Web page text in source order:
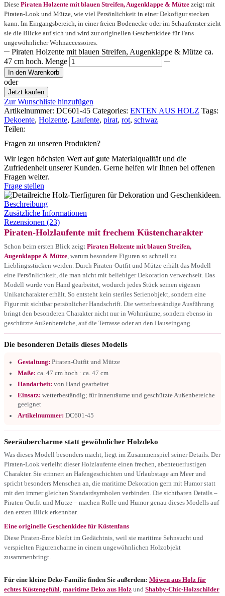
Diese Piraten Holzente mit blauen Streifen, Augenklappe & Mütze zeigt mit
Piraten-Look und Mütze, wie viel Persönlichkeit in einer Dekofigur stecken
kann. Im Eingangsbereich, in einer freien Bodenecke oder im Schaufenster zieht
sie die Blicke auf sich und wird zur originellen Geschenkidee für Fans
ungewöhnlicher Wohnaccessoires.
Piraten Holzente mit blauen Streifen, Augenklappe & Mütze ca.
47 cm hoch. Menge
In den Warenkorb
oder
Jetzt kaufen
Zur Wunschliste hinzufügen
Artikelnummer: DC601-45 Categories: ENTEN AUS HOLZ Tags:
Dekoente, Holzente, Laufente, pirat, rot, schwaz
Teilen:
Fragen zu unseren Produkten?
Wir legen höchsten Wert auf gute Materialqualität und die
Zufriedenheit unserer Kunden. Gerne helfen wir Ihnen bei offenen
Fragen weiter.
Frage stellen
Beschreibung
Zusätzliche Informationen
Rezensionen (23)
Piraten-Holzlaufente mit frechem Küstencharakter
Schon beim ersten Blick zeigt Piraten Holzente mit blauen Streifen,
Augenklappe & Mütze , warum besondere Figuren so schnell zu
Lieblingsstücken werden. Durch Piraten-Outfit und Mütze erhält das Modell
eine Persönlichkeit, die man nicht mit beliebiger Dekoration verwechselt. Das
Modell wurde von Hand gearbeitet, wodurch jedes Stück seinen eigenen
Unikatcharakter erhält. So entsteht kein steriles Serienobjekt, sondern eine
Figur mit sichtbar persönlicher Handschrift. Die wetterbeständige Ausführung
bringt den besonderen Charakter nicht nur in Wohnräume, sondern ebenso in
geschützte Außenbereiche, auf die Terrasse oder an den Hauseingang.
Die besonderen Details dieses Modells
Gestaltung: Piraten-Outfit und Mütze
Maße: ca. 47 cm hoch · ca. 47 cm
Handarbeit: von Hand gearbeitet
Einsatz: wetterbeständig; für Innenräume und geschützte Außenbereiche
geeignet
Artikelnummer: DC601-45
Seeräubercharme statt gewöhnlicher Holzdeko
Was dieses Modell besonders macht, liegt im Zusammenspiel seiner Details. Der
Piraten-Look verleiht dieser Holzlaufente einen frechen, abenteuerlustigen
Charakter. Sie erinnert an Hafengeschichten und Urlaubstage am Meer und
spricht besonders Menschen an, die maritime Dekoration gern mit Humor statt
mit den immer gleichen Standardsymbolen verbinden. Die sichtbaren Details –
Piraten-Outfit und Mütze – machen Rolle und Humor genau dieses Modells auf
den ersten Blick erkennbar.
Eine originelle Geschenkidee für Küstenfans
Diese Piraten-Ente bleibt im Gedächtnis, weil sie maritime Sehnsucht und
verspielten Figurencharme in einem ungewöhnlichen Holzobjekt
zusammenbringt.
Für eine kleine Deko-Familie finden Sie außerdem: Möwen aus Holz für
echtes Küstengefühl maritime Deko aus Holz und Shabby-Chic-Holzschilder